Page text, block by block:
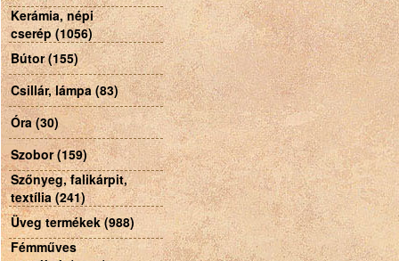
Kerámia, népi
cserép (1056)
Bútor (155)
Csillár, lámpa (83)
Óra (30)
Szobor (159)
Szőnyeg, falikárpit,
textília (241)
Üveg termékek (988)
Fémműves